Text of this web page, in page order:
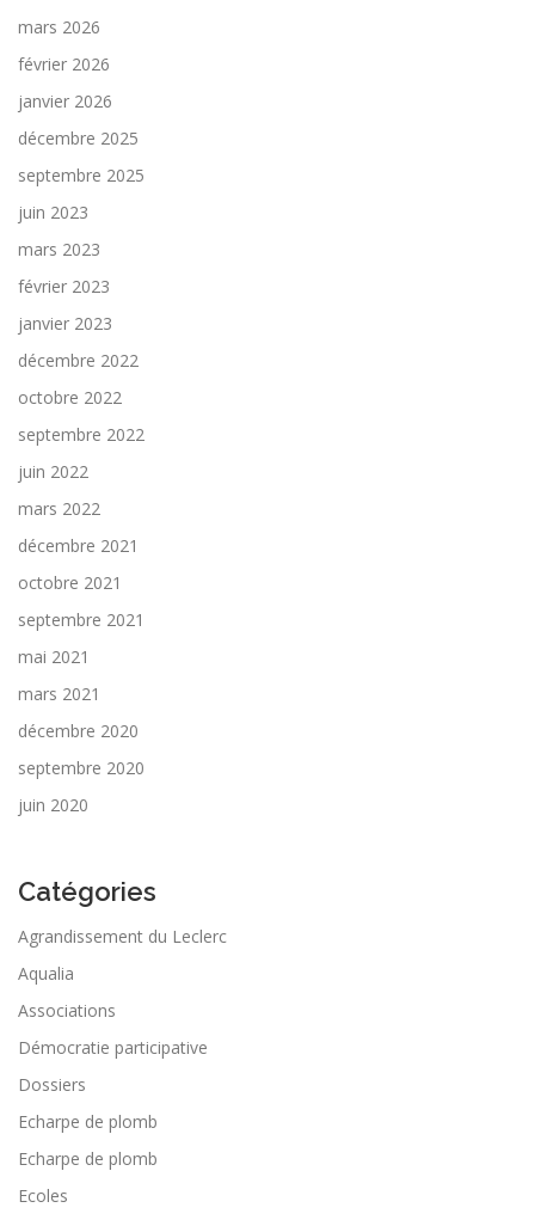
mars 2026
février 2026
janvier 2026
décembre 2025
septembre 2025
juin 2023
mars 2023
février 2023
janvier 2023
décembre 2022
octobre 2022
septembre 2022
juin 2022
mars 2022
décembre 2021
octobre 2021
septembre 2021
mai 2021
mars 2021
décembre 2020
septembre 2020
juin 2020
Catégories
Agrandissement du Leclerc
Aqualia
Associations
Démocratie participative
Dossiers
Echarpe de plomb
Echarpe de plomb
Ecoles